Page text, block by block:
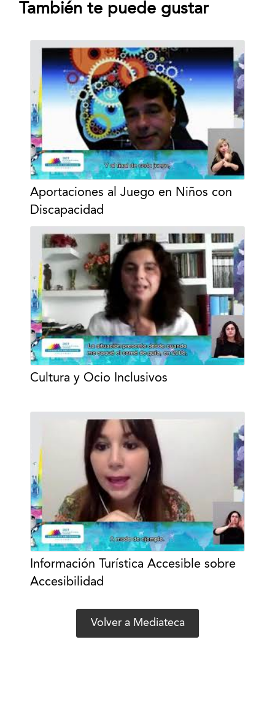
También te puede gustar
Aportaciones al Juego en Niños con
Discapacidad
Cultura y Ocio Inclusivos
Información Turística Accesible sobre
Accesibilidad
Volver a Mediateca